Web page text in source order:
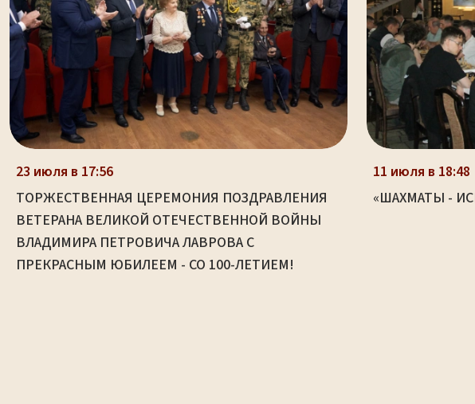
23 июля в 17:56
ТОРЖЕСТВЕННАЯ ЦЕРЕМОНИЯ ПОЗДРАВЛЕНИЯ
ВЕТЕРАНА ВЕЛИКОЙ ОТЕЧЕСТВЕННОЙ ВОЙНЫ
ВЛАДИМИРА ПЕТРОВИЧА ЛАВРОВА С
ПРЕКРАСНЫМ ЮБИЛЕЕМ - СО 100-ЛЕТИЕМ!
11 июля в 18:48
«ШАХМАТЫ -